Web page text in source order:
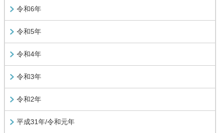
令和6年
令和5年
令和4年
令和3年
令和2年
平成31年/令和元年